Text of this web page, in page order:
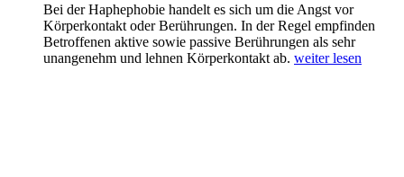
Bei der Haphephobie handelt es sich um die Angst vor
Körperkontakt oder Berührungen. In der Regel empfinden
Betroffenen aktive sowie passive Berührungen als sehr
unangenehm und lehnen Körperkontakt ab. weiter lesen